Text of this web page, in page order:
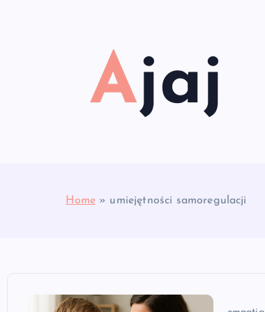
Ajaj
Home» umiejętności samoregulacji